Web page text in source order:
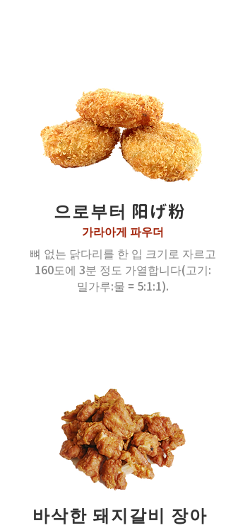
으로부터 阳げ粉
가라아게 파우더
뼈 없는 닭다리를 한 입 크기로 자르고
160도에 3분 정도 가열합니다(고기:
밀가루:물 = 5:1:1).
바삭한 돼지갈비 장아